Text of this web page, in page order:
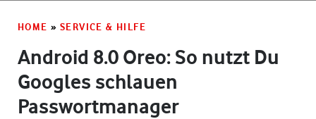
HOME » SERVICE & HILFE
Android 8.0 Oreo: So nutzt Du
Googles schlauen
Passwortmanager